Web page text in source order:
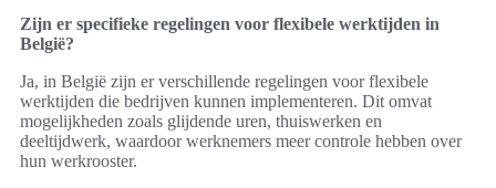
Zijn er specifieke regelingen voor flexibele werktijden in
België?
Ja, in België zijn er verschillende regelingen voor flexibele
werktijden die bedrijven kunnen implementeren. Dit omvat
mogelijkheden zoals glijdende uren, thuiswerken en
deeltijdwerk, waardoor werknemers meer controle hebben over
hun werkrooster.